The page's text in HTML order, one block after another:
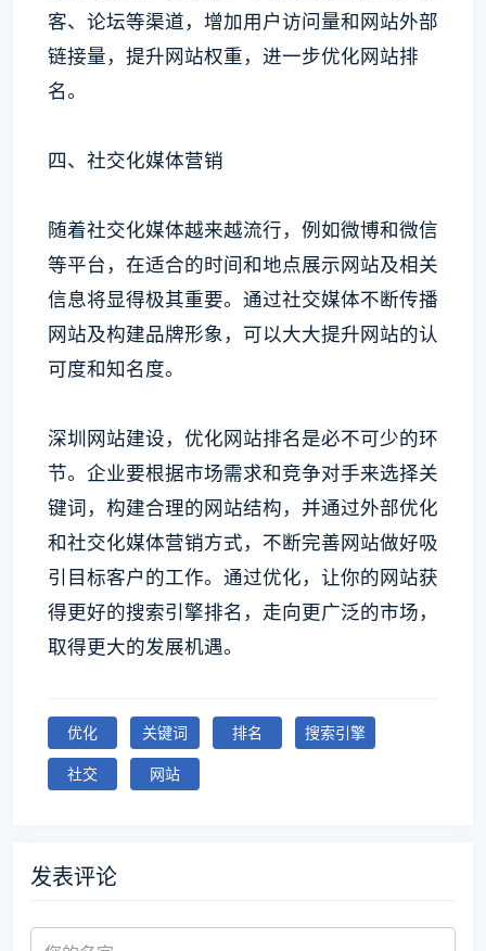
客、论坛等渠道，增加用户访问量和网站外部
链接量，提升网站权重，进一步优化网站排
名。
四、社交化媒体营销
随着社交化媒体越来越流行，例如微博和微信
等平台，在适合的时间和地点展示网站及相关
信息将显得极其重要。通过社交媒体不断传播
网站及构建品牌形象，可以大大提升网站的认
可度和知名度。
深圳网站建设，优化网站排名是必不可少的环
节。企业要根据市场需求和竞争对手来选择关
键词，构建合理的网站结构，并通过外部优化
和社交化媒体营销方式，不断完善网站做好吸
引目标客户的工作。通过优化，让你的网站获
得更好的搜索引擎排名，走向更广泛的市场，
取得更大的发展机遇。
优化 关键词 排名
搜索引擎
社交
网站
发表评论